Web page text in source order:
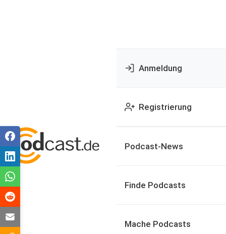
Anmeldung
Registrierung
Podcast-News
Finde Podcasts
Mache Podcasts